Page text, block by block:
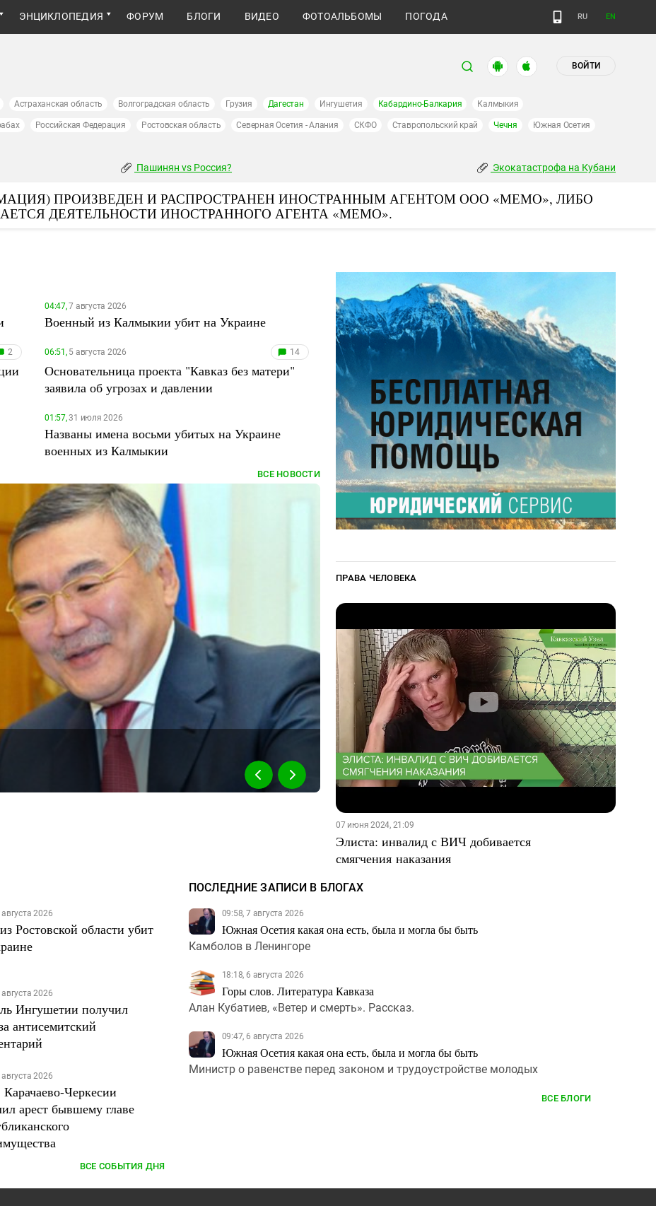
ЭНЦИКЛОПЕДИЯ ФОРУМ БЛОГИ ВИДЕО ФОТОАЛЬБОМЫ ПОГОДА RU EN
ВОЙТИ
Астраханская область Волгоградская область Грузия Дагестан Ингушетия Кабардино-Балкария Калмыкия
Российская Федерация Ростовская область Северная Осетия - Алания СКФО Ставропольский край Чечня Южная Осетия
Пашинян vs Россия? Экокатастрофа на Кубани
ПРОИЗВЕДЕН И РАСПРОСТРАНЕН ИНОСТРАННЫМ АГЕНТОМ ООО «МЕМО», ЛИБО
ДЕЯТЕЛЬНОСТИ ИНОСТРАННОГО АГЕНТА «МЕМО».
04:47,7 августа 2026
Военный из Калмыкии убит на Украине
2 06:51,5 августа 2026 14
Основательница проекта "Кавказ без матери"
заявила об угрозах и давлении
01:57,31 июля 2026
Названы имена восьми убитых на Украине
военных из Калмыкии
ВСЕ НОВОСТИ
Хасиков Бату Сергеевич
ПРАВА ЧЕЛОВЕКА
07 июня 2024, 21:09
Элиста: инвалид с ВИЧ добивается
смягчения наказания
2026
Ростовской области убит
2026
Ингушетии получил
антисемитский
2026
Черкесии
арест бывшему главе
ВСЕ СОБЫТИЯ ДНЯ
ПОСЛЕДНИЕ ЗАПИСИ В БЛОГАХ
09:58, 7 августа 2026
Южная Осетия какая она есть, была и могла бы быть
Камболов в Ленингоре
18:18, 6 августа 2026
Горы слов. Литература Кавказа
Алан Кубатиев, «Ветер и смерть». Рассказ.
09:47, 6 августа 2026
Южная Осетия какая она есть, была и могла бы быть
Министр о равенстве перед законом и трудоустройстве молодых
ВСЕ БЛОГИ